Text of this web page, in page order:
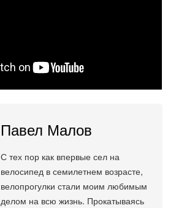
Павел Малов
С тех пор как впервые сел на
велосипед в семилетнем возрасте,
велопрогулки стали моим любимым
делом на всю жизнь. Прокатываясь